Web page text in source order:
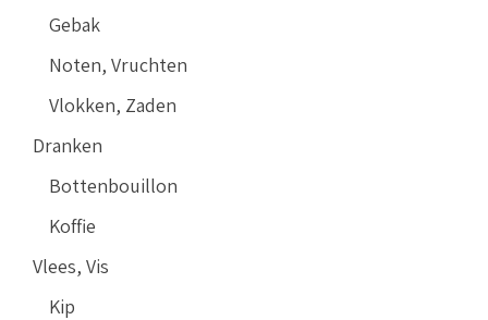
Gebak
Noten, Vruchten
Vlokken, Zaden
Dranken
Bottenbouillon
Koffie
Vlees, Vis
Kip